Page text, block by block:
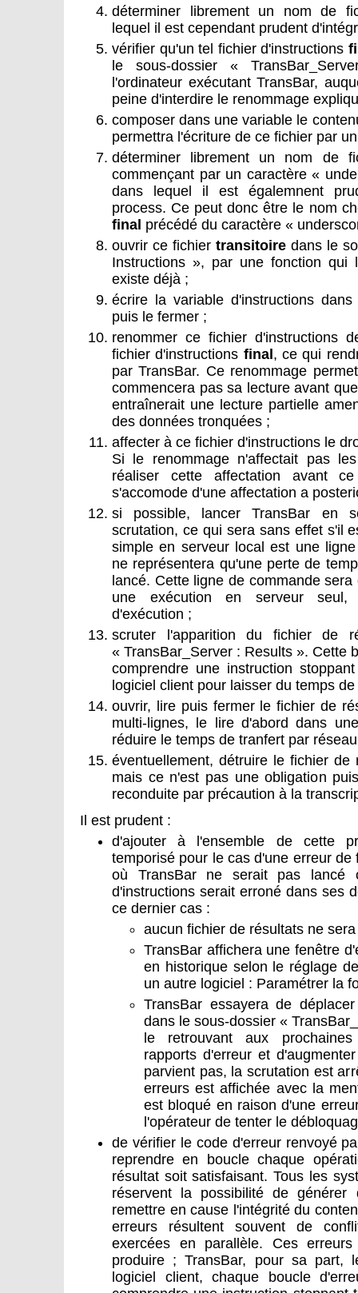
déterminer librement un nom de
lequel il est cependant prudent
vérifier qu'un tel fichier d'instructions
le sous-dossier «
l'ordinateur exécutant TransBar,
peine d'interdire le renommage
composer dans une variable le
permettra l'écriture de ce fichier par
déterminer librement un nom de
commençant par un caractère «
dans lequel il est égalemnent
process. Ce peut donc être le nom
final précédé du caractère «
ouvrir ce fichier transitoire dans le
Instructions », par une fonction
existe déjà ;
écrire la variable d'instructions
puis le fermer ;
renommer ce fichier d'instructions
fichier d'instructions final , ce qui
par TransBar. Ce renommage
commencera pas sa lecture avant
entraînerait une lecture partielle
des données tronquées ;
affecter à ce fichier d'instructions le
Si le renommage n'affectait pas
réaliser cette affectation avant
s'accomode d'une affectation a
si possible, lancer TransBar en
scrutation, ce qui sera sans effet s'il
simple en serveur local est une
ne représentera qu'une perte de
lancé. Cette ligne de commande
une exécution en serveur
d'exécution ;
scruter l'apparition du fichier de
« TransBar_Server : Results ». Cette
comprendre une instruction
logiciel client pour laisser du temps
ouvrir, lire puis fermer le fichier de
multi-lignes, le lire d'abord dans
réduire le temps de tranfert par
éventuellement, détruire le fichier
mais ce n'est pas une obligation
reconduite par précaution à la
Il est prudent :
d'ajouter à l'ensemble de cette
temporisé pour le cas d'une erreur
où TransBar ne serait pas
d'instructions serait erroné dans ses
ce dernier cas :
aucun fichier de résultats ne
TransBar affichera une fenêtre
en historique selon le réglage
un autre logiciel : Paramétrer la
TransBar essayera de
dans le sous-dossier «
le retrouvant aux
rapports d'erreur et
parvient pas, la scrutation est
erreurs est affichée avec la
est bloqué en raison d'une
l'opérateur de tenter le
de vérifier le code d'erreur renvoyé
reprendre en boucle chaque
résultat soit satisfaisant. Tous les
réservent la possibilité de
remettre en cause l'intégrité du
erreurs résultent souvent de
exercées en parallèle. Ces
produire ; TransBar, pour sa part,
logiciel client, chaque boucle